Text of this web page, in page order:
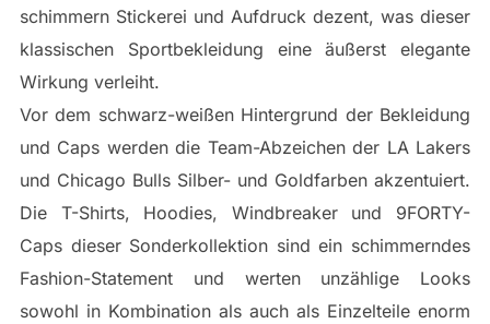
schimmern Stickerei und Aufdruck dezent, was dieser
klassischen Sportbekleidung eine äußerst elegante
Wirkung verleiht.
Vor dem schwarz-weißen Hintergrund der Bekleidung
und Caps werden die Team-Abzeichen der LA Lakers
und Chicago Bulls Silber- und Goldfarben akzentuiert.
Die T-Shirts, Hoodies, Windbreaker und 9FORTY-
Caps dieser Sonderkollektion sind ein schimmerndes
Fashion-Statement und werten unzählige Looks
sowohl in Kombination als auch als Einzelteile enorm